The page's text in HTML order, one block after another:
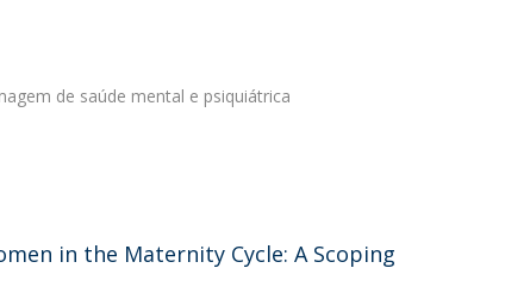
de saúde mental e psiquiátrica
in the Maternity Cycle: A Scoping